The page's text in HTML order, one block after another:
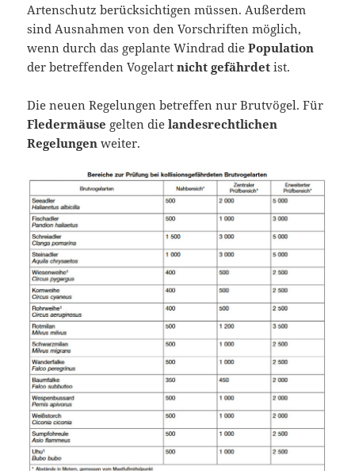
Artenschutz berücksichtigen müssen. Außerdem
sind Ausnahmen von den Vorschriften möglich,
wenn durch das geplante Windrad diePopulation
der betreffenden Vogelartnicht gefährdet ist.
Die neuen Regelungen betreffen nur Brutvögel. Für
Fledermäuse gelten dielandesrechtlichen
Regelungen weiter.